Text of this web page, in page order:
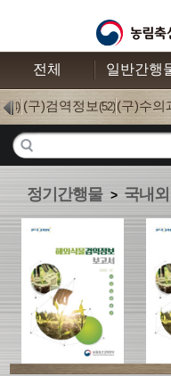
전체 일반간행
(4) (구)검역정보 (52) (구)수의
정기간행물 > 국내